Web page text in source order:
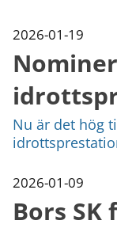
2026-01-19
Nu är det hög
2026-01-09
Bors